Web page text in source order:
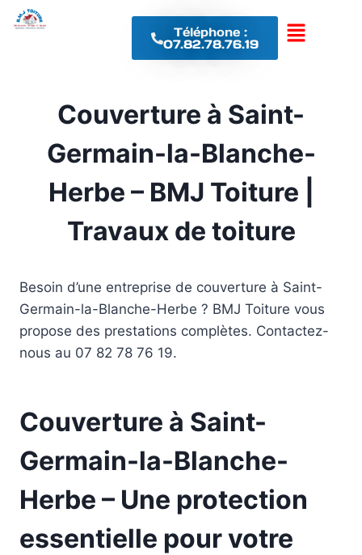
Téléphone :
07.82.78.76.19
Couverture à Saint-
Germain-la-Blanche-
Herbe – BMJ Toiture |
Travaux de toiture
Besoin d’une entreprise de couverture à Saint-
Germain-la-Blanche-Herbe ? BMJ Toiture vous
propose des prestations complètes. Contactez-
nous au 07 82 78 76 19.
Couverture à Saint-
Germain-la-Blanche-
Herbe – Une protection
essentielle pour votre